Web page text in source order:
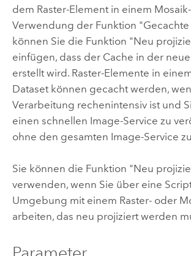
dem Raster-Element in einem
Verwendung der Funktion "Gecachte
können Sie die Funktion "Neu
einfügen, dass der Cache in der
erstellt wird. Raster-Elemente in
Dataset können gecacht werden,
Verarbeitung rechenintensiv ist und
einen schnellen Image-Service zu
ohne den gesamten Image-Service
Sie können die Funktion "Neu
verwenden, wenn Sie über eine
Umgebung mit einem Raster- oder
arbeiten, das neu projiziert werden